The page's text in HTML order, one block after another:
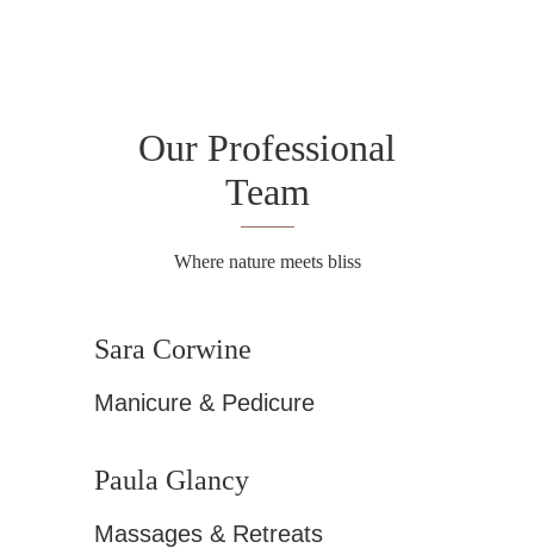
Our Professional
Team
Where nature meets bliss
Sara Corwine
Manicure & Pedicure
Paula Glancy
Massages & Retreats